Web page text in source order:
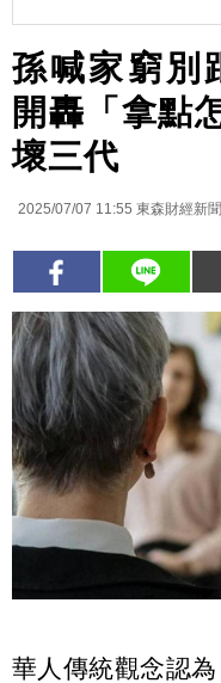
孫喊家窮別
開轟「拿點
壞三代
2025/07/07 11:55 東森財經新聞
華人傳統觀念認